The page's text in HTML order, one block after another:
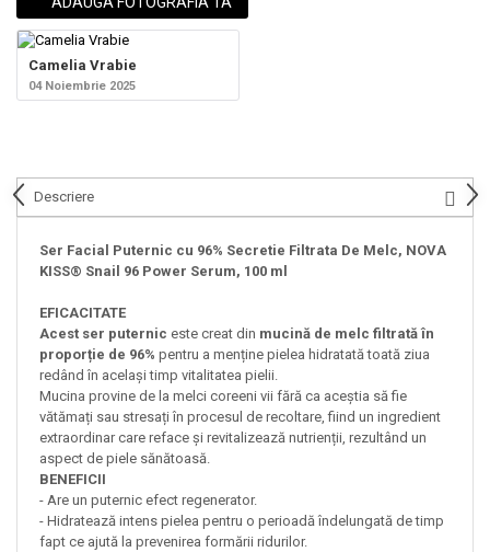
Camelia Vrabie
04 Noiembrie 2025
Descriere
Ser Facial Puternic cu 96% Secretie Filtrata De Melc, NOVA
KISS® Snail 96 Power Serum, 100 ml
EFICACITATE
Acest ser puternic este creat din mucină de melc filtrată în
proporție de 96% pentru a menține pielea hidratată toată ziua
redând în același timp vitalitatea pielii.
Mucina provine de la melci coreeni vii fără ca aceștia să fie
vătămați sau stresați în procesul de recoltare, fiind un ingredient
extraordinar care reface și revitalizează nutrienții, rezultând un
aspect de piele sănătoasă.
BENEFICII
- Are un puternic efect regenerator.
- Hidratează intens pielea pentru o perioadă îndelungată de timp
fapt ce ajută la prevenirea formării ridurilor.